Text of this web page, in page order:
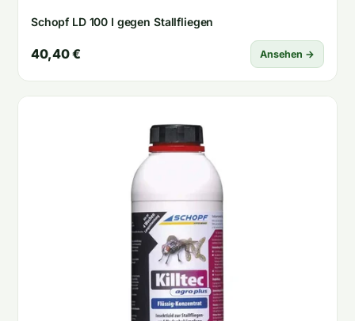
Schopf LD 100 I gegen Stallfliegen
40,40 € Ansehen →